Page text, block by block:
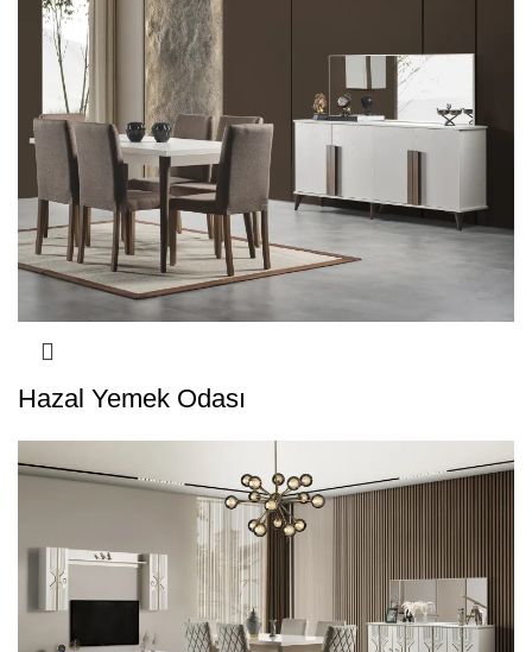
Hazal Yemek Odası